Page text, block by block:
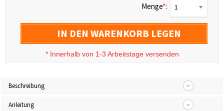
Menge*: 1
IN DEN WARENKORB LEGEN
* Innerhalb von 1-3 Arbeitstage versenden
Beschreibung
Anleitung